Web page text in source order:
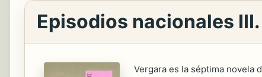
Episodios nacionales
Vergara es la séptima novela